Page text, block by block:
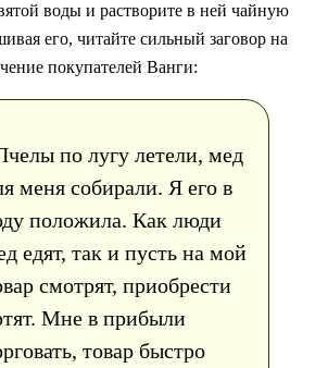
воды и растворите в ней чайную
его, читайте сильный заговор на
покупателей Ванги:
по лугу летели, мед
меня собирали. Я его в
положила. Как люди
едят, так и пусть на мой
смотрят, приобрести
Мне в прибыли
товар быстро